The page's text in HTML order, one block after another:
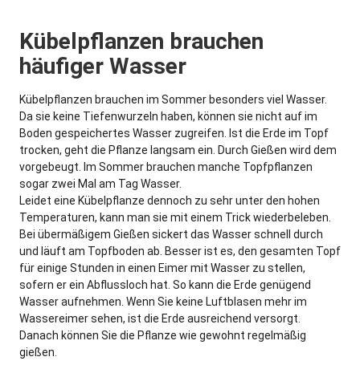
Kübelpflanzen brauchen
häufiger Wasser
Kübelpflanzen brauchen im Sommer besonders viel Wasser.
Da sie keine Tiefenwurzeln haben, können sie nicht auf im
Boden gespeichertes Wasser zugreifen. Ist die Erde im Topf
trocken, geht die Pflanze langsam ein. Durch Gießen wird dem
vorgebeugt. Im Sommer brauchen manche Topfpflanzen
sogar zwei Mal am Tag Wasser.
Leidet eine Kübelpflanze dennoch zu sehr unter den hohen
Temperaturen, kann man sie mit einem Trick wiederbeleben.
Bei übermäßigem Gießen sickert das Wasser schnell durch
und läuft am Topfboden ab. Besser ist es, den gesamten Topf
für einige Stunden in einen Eimer mit Wasser zu stellen,
sofern er ein Abflussloch hat. So kann die Erde genügend
Wasser aufnehmen. Wenn Sie keine Luftblasen mehr im
Wassereimer sehen, ist die Erde ausreichend versorgt.
Danach können Sie die Pflanze wie gewohnt regelmäßig
gießen.